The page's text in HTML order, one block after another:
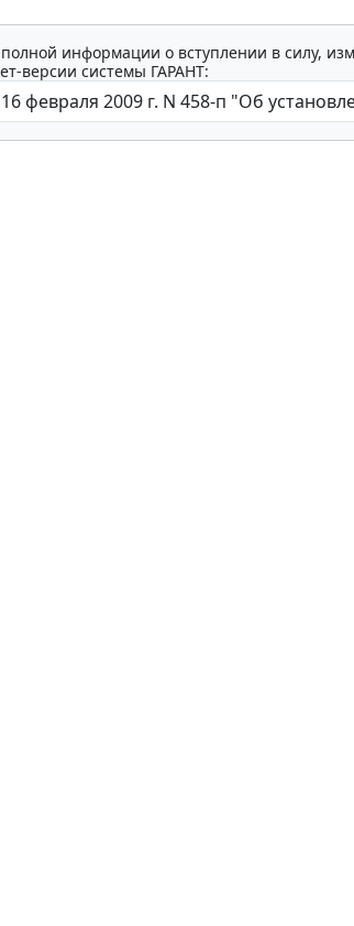
информации о вступлении в силу,
версии системы ГАРАНТ: